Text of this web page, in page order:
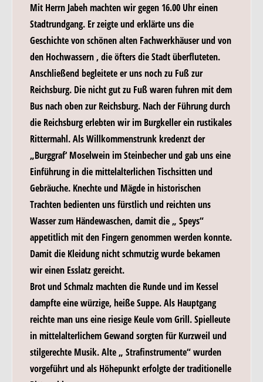
Mit Herrn Jabeh machten wir gegen 16.00 Uhr einen
Stadtrundgang. Er zeigte und erklärte uns die
Geschichte von schönen alten Fachwerkhäuser und von
den Hochwassern , die öfters die Stadt überfluteten.
Anschließend begleitete er uns noch zu Fuß zur
Reichsburg. Die nicht gut zu Fuß waren fuhren mit dem
Bus nach oben zur Reichsburg. Nach der Führung durch
die Reichsburg erlebten wir im Burgkeller ein rustikales
Rittermahl. Als Willkommenstrunk kredenzt der
„Burggraf‘ Moselwein im Steinbecher und gab uns eine
Einführung in die mittelalterlichen Tischsitten und
Gebräuche. Knechte und Mägde in historischen
Trachten bedienten uns fürstlich und reichten uns
Wasser zum Händewaschen, damit die „ Speys“
appetitlich mit den Fingern genommen werden konnte.
Damit die Kleidung nicht schmutzig wurde bekamen
wir einen Esslatz gereicht.
Brot und Schmalz machten die Runde und im Kessel
dampfte eine würzige, heiße Suppe. Als Hauptgang
reichte man uns eine riesige Keule vom Grill. Spielleute
in mittelalterlichem Gewand sorgten für Kurzweil und
stilgerechte Musik. Alte „ Strafinstrumente“ wurden
vorgeführt und als Höhepunkt erfolgte der traditionelle